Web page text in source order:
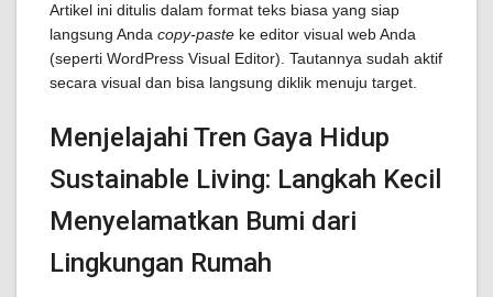
Artikel ini ditulis dalam format teks biasa yang siap
langsung Anda copy-paste ke editor visual web Anda
(seperti WordPress Visual Editor). Tautannya sudah aktif
secara visual dan bisa langsung diklik menuju target.
Menjelajahi Tren Gaya Hidup
Sustainable Living: Langkah Kecil
Menyelamatkan Bumi dari
Lingkungan Rumah